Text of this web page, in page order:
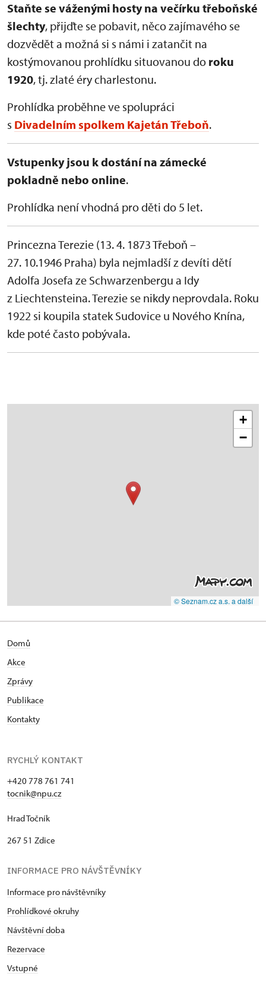
Staňte se váženými hosty na večírku třeboňské
šlechty, přijďte se pobavit, něco zajímavého se
dozvědět a možná si s námi i zatančit na
kostýmovanou prohlídku situovanou do roku
1920, tj. zlaté éry charlestonu.
Prohlídka proběhne ve spolupráci
s Divadelním spolkem Kajetán Třeboň.
Vstupenky jsou k dostání na zámecké
pokladně nebo online.
Prohlídka není vhodná pro děti do 5 let.
Princezna Terezie (13. 4. 1873 Třeboň –
27. 10.1946 Praha) byla nejmladší z devíti dětí
Adolfa Josefa ze Schwarzenbergu a Idy
z Liechtensteina. Terezie se nikdy neprovdala. Roku
1922 si koupila statek Sudovice u Nového Knína,
kde poté často pobývala.
+
−
© Seznam.cz a.s. a další
Domů
Akce
Zprávy
Publikace
Kontakty
RYCHLÝ KONTAKT
+420 778 761 741
tocnik@npu.cz
Hrad Točník
267 51 Zdice
INFORMACE PRO NÁVŠTĚVNÍKY
Informace pro návštěvníky
Prohlídkové okruhy
Návštěvní doba
Rezervace
Vstupné